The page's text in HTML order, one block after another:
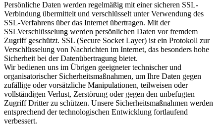
Persönliche Daten werden regelmäßig mit einer sicheren SSL-
Verbindung übermittelt und verschlüsselt unter Verwendung des
SSL-Verfahrens über das Internet übertragen. Mit der
SSLVerschlüsselung werden persönlichen Daten vor fremdem
Zugriff geschützt. SSL (Secure Socket Layer) ist ein Protokoll zur
Verschlüsselung von Nachrichten im Internet, das besonders hohe
Sicherheit bei der Datenübertragung bietet.
Wir bedienen uns im Übrigen geeigneter technischer und
organisatorischer Sicherheitsmaßnahmen, um Ihre Daten gegen
zufällige oder vorsätzliche Manipulationen, teilweisen oder
vollständigen Verlust, Zerstörung oder gegen den unbefugten
Zugriff Dritter zu schützen. Unsere Sicherheitsmaßnahmen werden
entsprechend der technologischen Entwicklung fortlaufend
verbessert.